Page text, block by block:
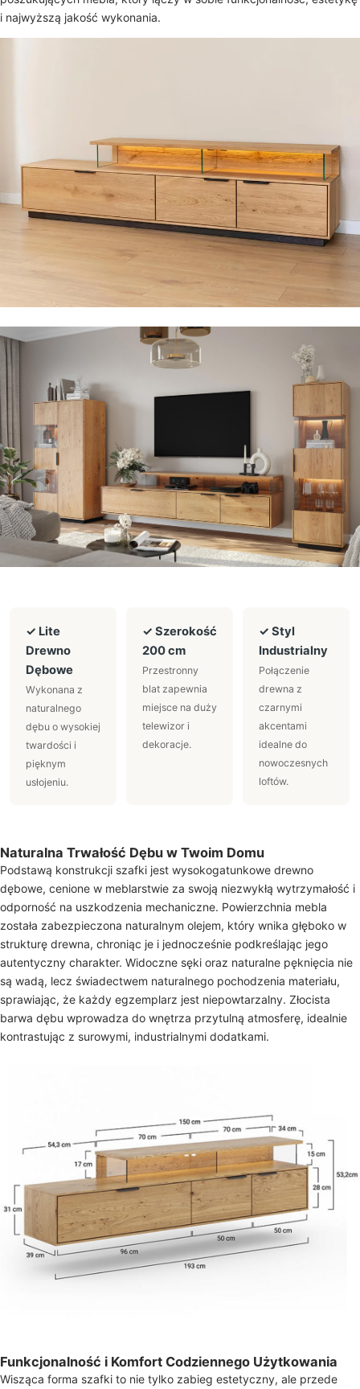
i najwyższą jakość wykonania.
✓ Lite
Drewno
Dębowe
Wykonana z
naturalnego
dębu o wysokiej
twardości i
pięknym
usłojeniu.
✓ Szerokość
200 cm
Przestronny
blat zapewnia
miejsce na duży
telewizor i
dekoracje.
✓ Styl
Industrialny
Połączenie
drewna z
czarnymi
akcentami
idealne do
nowoczesnych
loftów.
Naturalna Trwałość Dębu w Twoim Domu
Podstawą konstrukcji szafki jest wysokogatunkowe drewno
dębowe, cenione w meblarstwie za swoją niezwykłą wytrzymałość i
odporność na uszkodzenia mechaniczne. Powierzchnia mebla
została zabezpieczona naturalnym olejem, który wnika głęboko w
strukturę drewna, chroniąc je i jednocześnie podkreślając jego
autentyczny charakter. Widoczne sęki oraz naturalne pęknięcia nie
są wadą, lecz świadectwem naturalnego pochodzenia materiału,
sprawiając, że każdy egzemplarz jest niepowtarzalny. Złocista
barwa dębu wprowadza do wnętrza przytulną atmosferę, idealnie
kontrastując z surowymi, industrialnymi dodatkami.
Funkcjonalność i Komfort Codziennego Użytkowania
Wisząca forma szafki to nie tylko zabieg estetyczny, ale przede